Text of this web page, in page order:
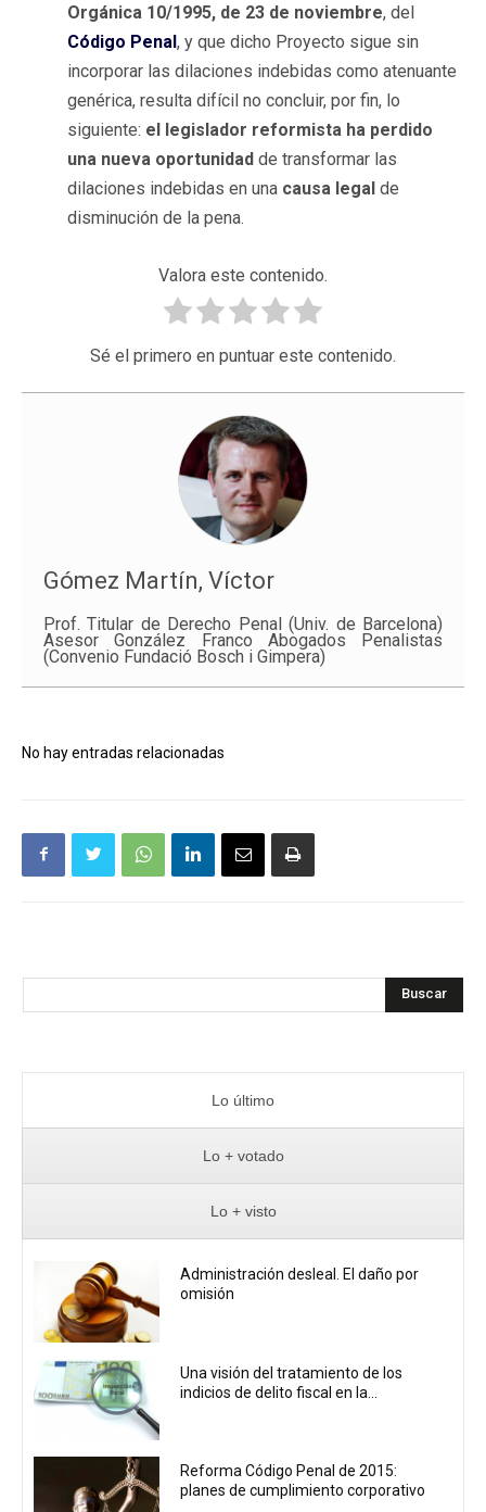
Orgánica 10/1995, de 23 de noviembre, del
Código Penal, y que dicho Proyecto sigue sin
incorporar las dilaciones indebidas como atenuante
genérica, resulta difícil no concluir, por fin, lo
siguiente: el legislador reformista ha perdido
una nueva oportunidad de transformar las
dilaciones indebidas en una causa legal de
disminución de la pena.
Valora este contenido.
Sé el primero en puntuar este contenido.
Gómez Martín, Víctor
Prof. Titular de Derecho Penal (Univ. de Barcelona)
Asesor González Franco Abogados Penalistas
(Convenio Fundació Bosch i Gimpera)
No hay entradas relacionadas
Buscar
Lo último
Lo + votado
Lo + visto
Administración desleal. El daño por
omisión
Una visión del tratamiento de los
indicios de delito fiscal en la...
Reforma Código Penal de 2015:
planes de cumplimiento corporativo